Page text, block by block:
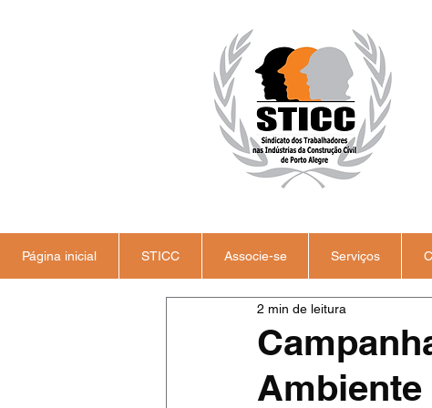
Página inicial STICC Associe-se Serviços
Ambiente
2 min de leitura